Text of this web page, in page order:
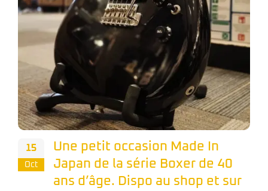
15
Oct
Une petit occasion Made In
Japan de la série Boxer de 40
ans d’âge. Dispo au shop et sur